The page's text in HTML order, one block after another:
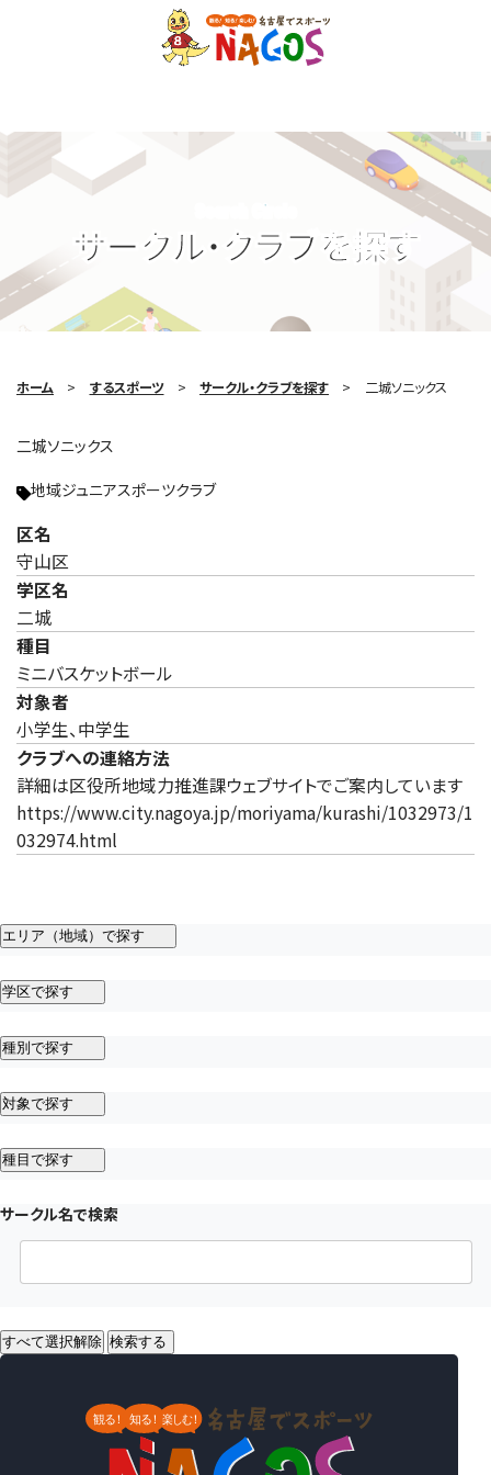
サークル・クラブを探す
Search Circle
ホーム するスポーツ サークル・クラブを探す 二城ソニックス
二城ソニックス
地域ジュニアスポーツクラブ
区名
守山区
学区名
二城
種目
ミニバスケットボール
対象者
小学生、中学生
クラブへの連絡方法
詳細は区役所地域力推進課ウェブサイトでご案内しています
https://www.city.nagoya.jp/moriyama/kurashi/1032973/1
032974.html
エリア（地域）で探す
学区で探す
種別で探す
対象で探す
種目で探す
サークル名で検索
すべて選択解除 検索する